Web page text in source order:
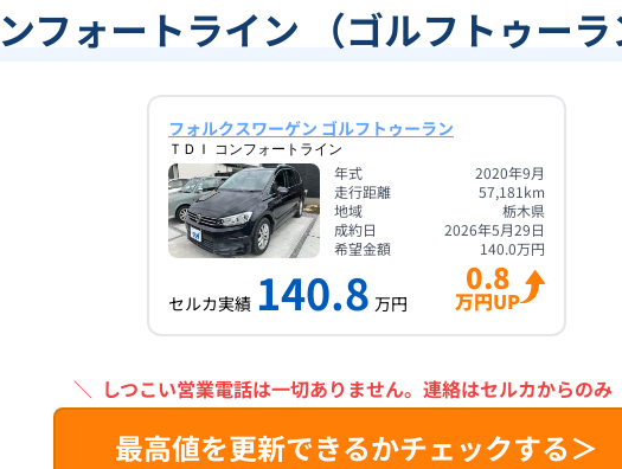
フォートライン （ゴルフトゥー
フォルクスワーゲン ゴルフトゥーラン
ＴＤＩ コンフォートライン
年式
2020年9月
走行距離
57,181 km
地域
栃木県
成約日
2026年5月29日
希望金額
140.0万円
セルカ実績 140.8 万円
0.8
万円UP
＼ しつこい営業電話は一切ありません。 連絡はセルカからのみ
最高値を更新できるかチェックする＞